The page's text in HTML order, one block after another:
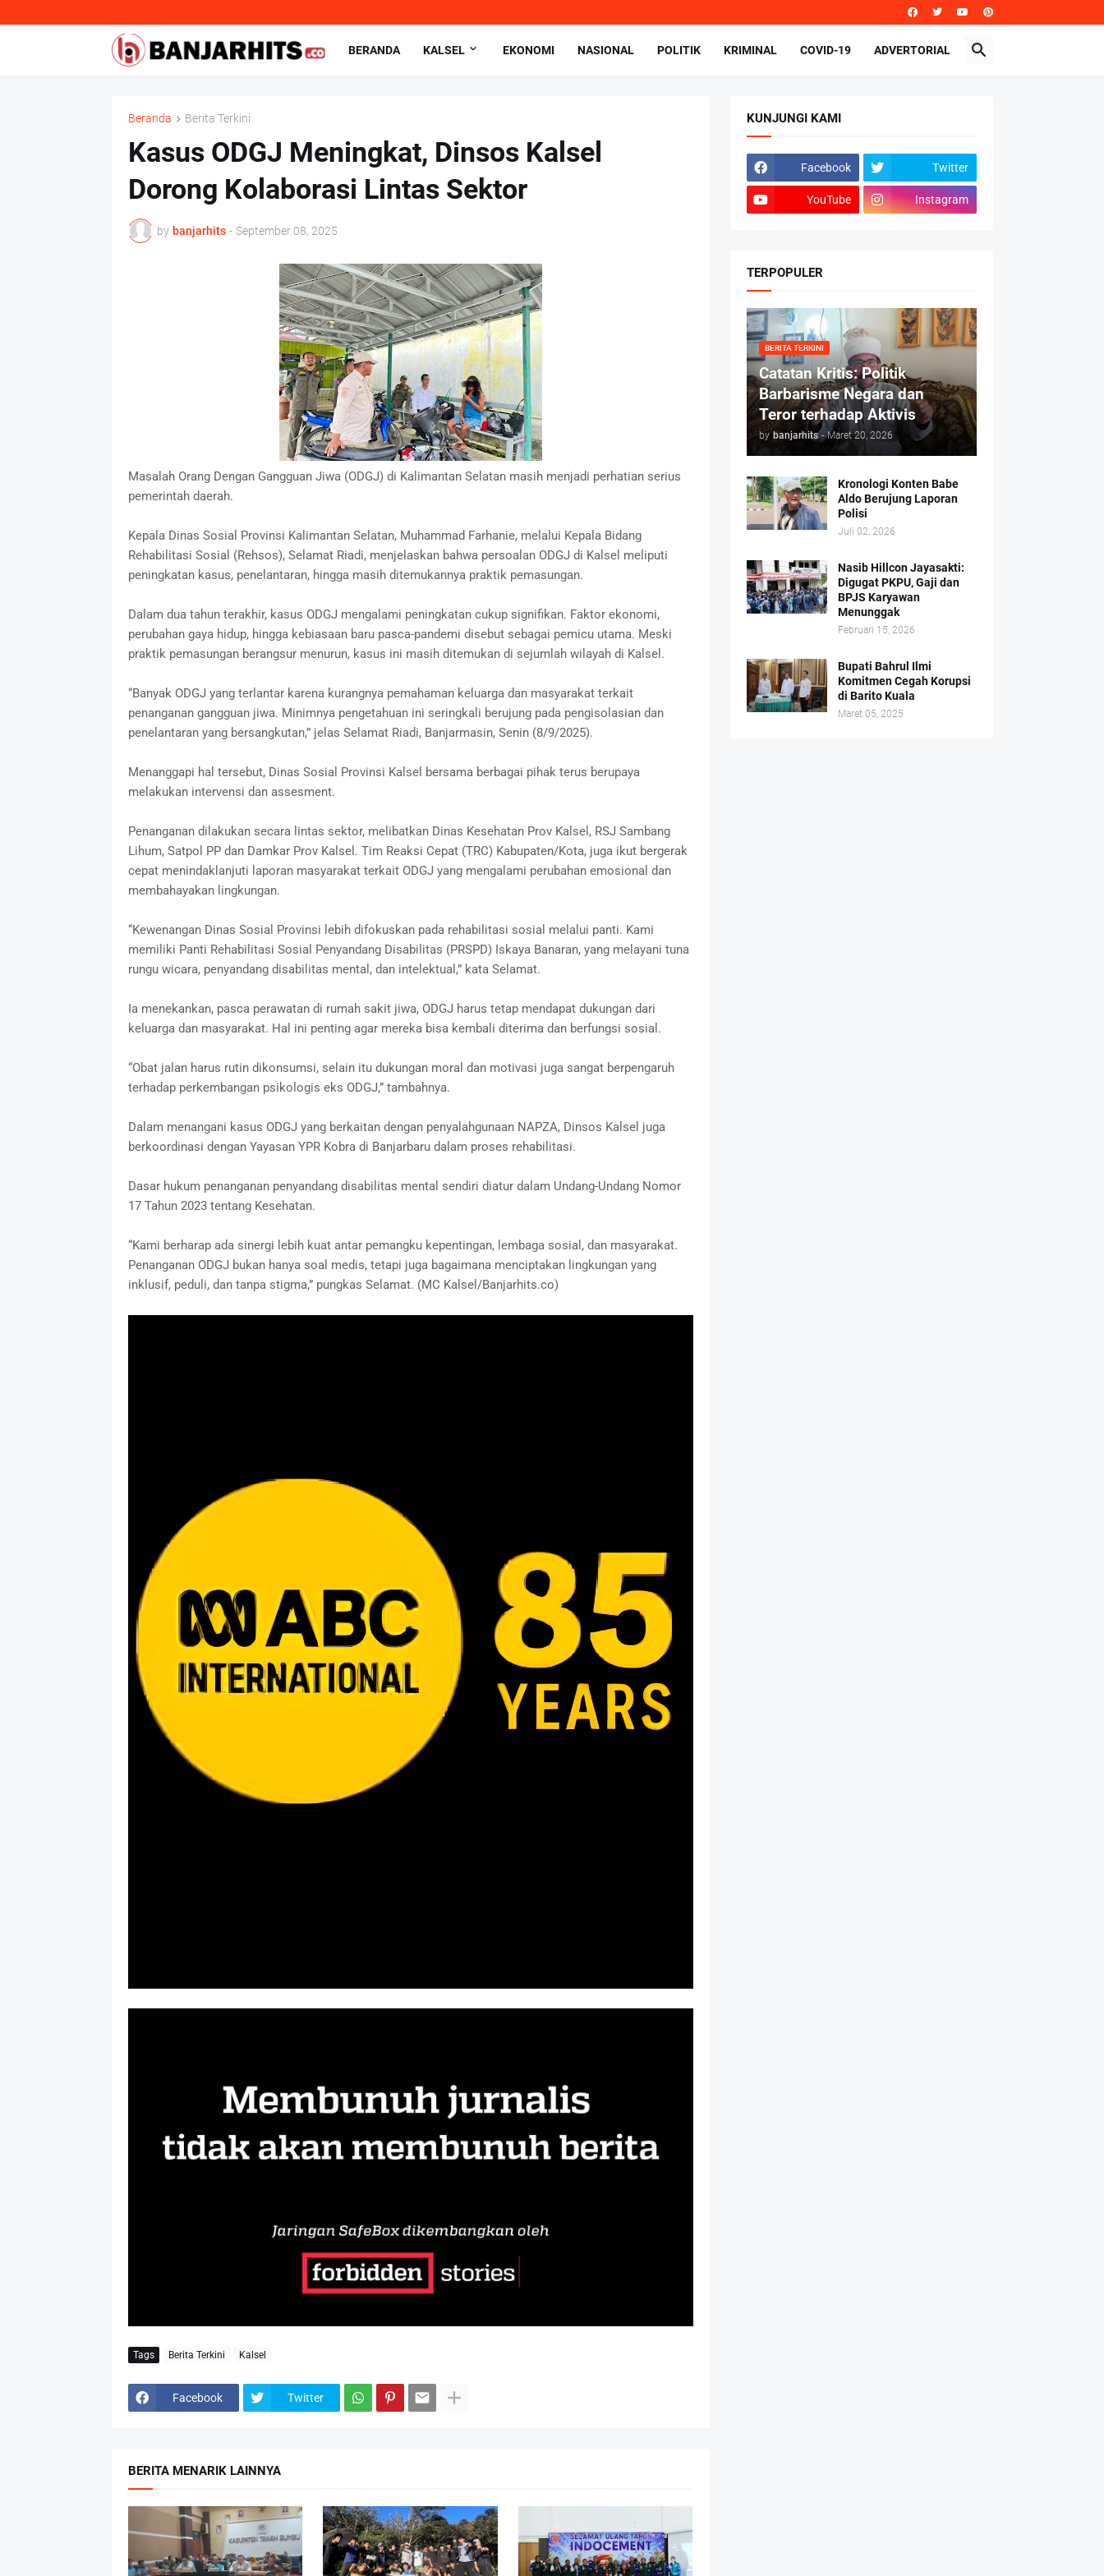
BERANDA KALSEL EKONOMI NASIONAL POLITIK KRIMINAL COVID-19 ADVERTORIAL
Beranda Berita Terkini
Kasus ODGJ Meningkat, Dinsos Kalsel
Dorong Kolaborasi Lintas Sektor
by banjarhits - September 08, 2025
Masalah Orang Dengan Gangguan Jiwa (ODGJ) di Kalimantan Selatan masih menjadi perhatian serius
pemerintah daerah.
Kepala Dinas Sosial Provinsi Kalimantan Selatan, Muhammad Farhanie, melalui Kepala Bidang
Rehabilitasi Sosial (Rehsos), Selamat Riadi, menjelaskan bahwa persoalan ODGJ di Kalsel meliputi
peningkatan kasus, penelantaran, hingga masih ditemukannya praktik pemasungan.
Dalam dua tahun terakhir, kasus ODGJ mengalami peningkatan cukup signifikan. Faktor ekonomi,
perubahan gaya hidup, hingga kebiasaan baru pasca-pandemi disebut sebagai pemicu utama. Meski
praktik pemasungan berangsur menurun, kasus ini masih ditemukan di sejumlah wilayah di Kalsel.
“Banyak ODGJ yang terlantar karena kurangnya pemahaman keluarga dan masyarakat terkait
penanganan gangguan jiwa. Minimnya pengetahuan ini seringkali berujung pada pengisolasian dan
penelantaran yang bersangkutan,” jelas Selamat Riadi, Banjarmasin, Senin (8/9/2025).
Menanggapi hal tersebut, Dinas Sosial Provinsi Kalsel bersama berbagai pihak terus berupaya
melakukan intervensi dan assesment.
Penanganan dilakukan secara lintas sektor, melibatkan Dinas Kesehatan Prov Kalsel, RSJ Sambang
Lihum, Satpol PP dan Damkar Prov Kalsel. Tim Reaksi Cepat (TRC) Kabupaten/Kota, juga ikut bergerak
cepat menindaklanjuti laporan masyarakat terkait ODGJ yang mengalami perubahan emosional dan
membahayakan lingkungan.
“Kewenangan Dinas Sosial Provinsi lebih difokuskan pada rehabilitasi sosial melalui panti. Kami
memiliki Panti Rehabilitasi Sosial Penyandang Disabilitas (PRSPD) Iskaya Banaran, yang melayani tuna
rungu wicara, penyandang disabilitas mental, dan intelektual,” kata Selamat.
Ia menekankan, pasca perawatan di rumah sakit jiwa, ODGJ harus tetap mendapat dukungan dari
keluarga dan masyarakat. Hal ini penting agar mereka bisa kembali diterima dan berfungsi sosial.
“Obat jalan harus rutin dikonsumsi, selain itu dukungan moral dan motivasi juga sangat berpengaruh
terhadap perkembangan psikologis eks ODGJ,” tambahnya.
Dalam menangani kasus ODGJ yang berkaitan dengan penyalahgunaan NAPZA, Dinsos Kalsel juga
berkoordinasi dengan Yayasan YPR Kobra di Banjarbaru dalam proses rehabilitasi.
Dasar hukum penanganan penyandang disabilitas mental sendiri diatur dalam Undang-Undang Nomor
17 Tahun 2023 tentang Kesehatan.
“Kami berharap ada sinergi lebih kuat antar pemangku kepentingan, lembaga sosial, dan masyarakat.
Penanganan ODGJ bukan hanya soal medis, tetapi juga bagaimana menciptakan lingkungan yang
inklusif, peduli, dan tanpa stigma,” pungkas Selamat. (MC Kalsel/Banjarhits.co)
Tags Berita Terkini Kalsel
Facebook Twitter
BERITA MENARIK LAINNYA
KUNJUNGI KAMI
Facebook Twitter
YouTube Instagram
TERPOPULER
BERITA TERKINI
Catatan Kritis: Politik
Barbarisme Negara dan
Teror terhadap Aktivis
by banjarhits - Maret 20, 2026
Kronologi Konten Babe
Aldo Berujung Laporan
Polisi
Juli 02, 2026
Nasib Hillcon Jayasakti:
Digugat PKPU, Gaji dan
BPJS Karyawan
Menunggak
Februari 15, 2026
Bupati Bahrul Ilmi
Komitmen Cegah Korupsi
di Barito Kuala
Maret 05, 2025